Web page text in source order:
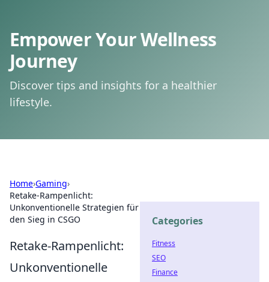
Empower Your Wellness
Journey
Discover tips and insights for a healthier
lifestyle.
Home›Gaming›
Retake-Rampenlicht:
Unkonventionelle Strategien für
den Sieg in CSGO
Retake-Rampenlicht:
Unkonventionelle
Categories
Fitness
SEO
Finance